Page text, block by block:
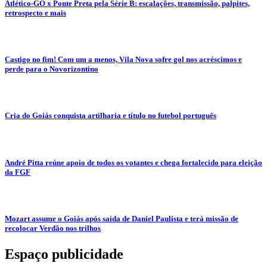
Atlético-GO x Ponte Preta pela Série B: escalações, transmissão, palpites,
retrospecto e mais
Castigo no fim! Com um a menos, Vila Nova sofre gol nos acréscimos e
perde para o Novorizontino
Cria do Goiás conquista artilharia e título no futebol português
André Pitta reúne apoio de todos os votantes e chega fortalecido para eleição
da FGF
Mozart assume o Goiás após saída de Daniel Paulista e terá missão de
recolocar Verdão nos trilhos
Espaço publicidade